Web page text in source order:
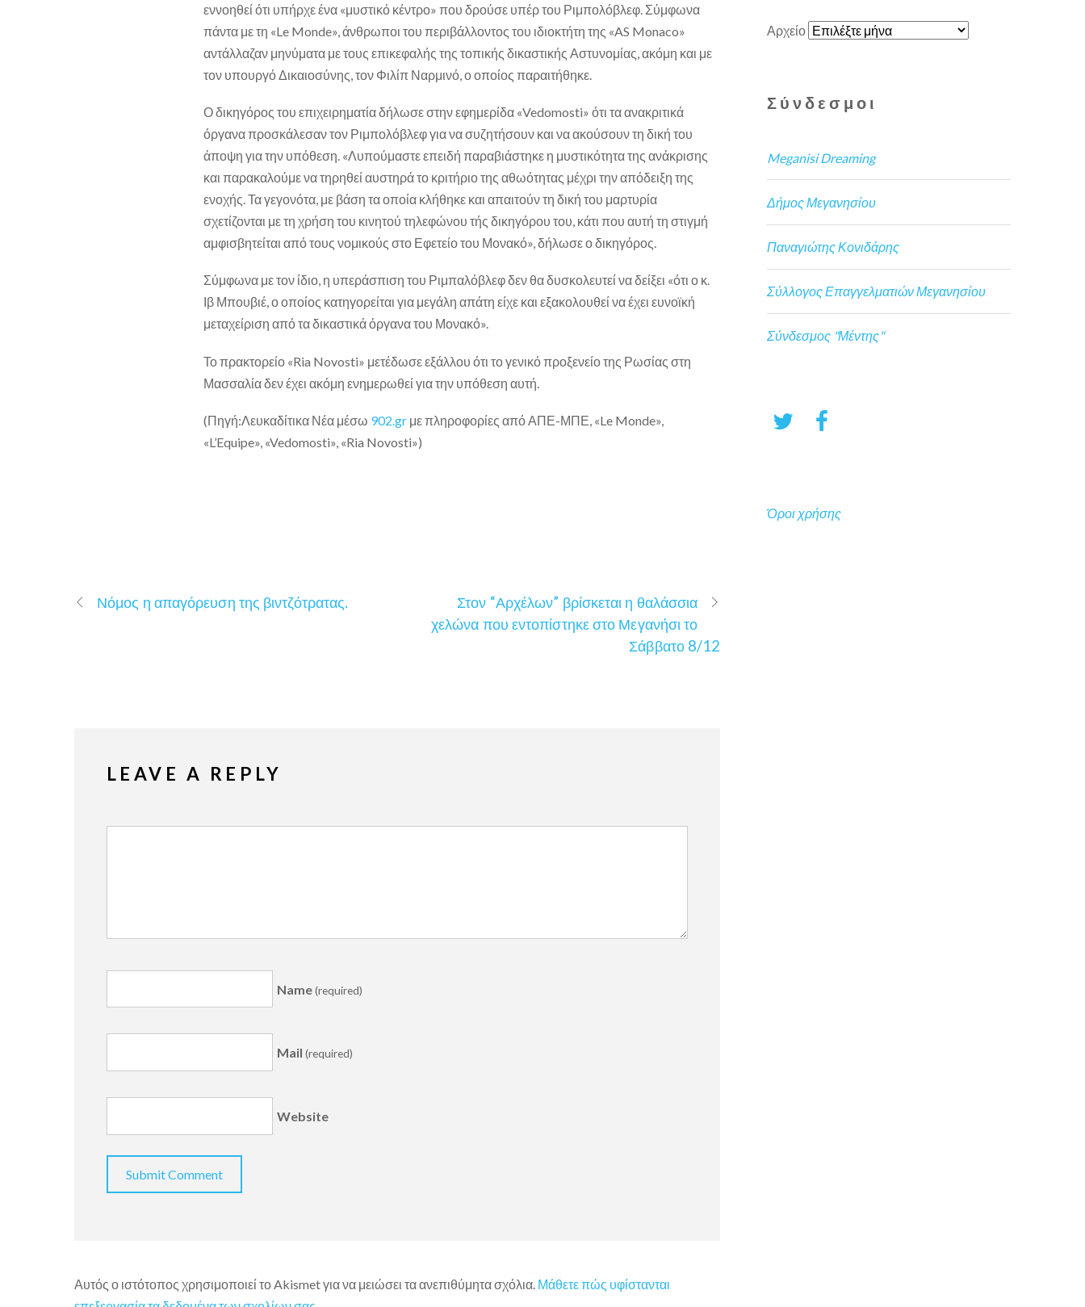
εννοηθεί ότι υπήρχε ένα «μυστικό κέντρο» που δρούσε υπέρ του Ριμπολόβλεφ. Σύμφωνα
πάντα με τη «Le Monde», άνθρωποι του περιβάλλοντος του ιδιοκτήτη της «AS Monaco»
αντάλλαζαν μηνύματα με τους επικεφαλής της τοπικής δικαστικής Αστυνομίας, ακόμη και με
τον υπουργό Δικαιοσύνης, τον Φιλίπ Ναρμινό, ο οποίος παραιτήθηκε.
Ο δικηγόρος του επιχειρηματία δήλωσε στην εφημερίδα «Vedomosti» ότι τα ανακριτικά
όργανα προσκάλεσαν τον Ριμπολόβλεφ για να συζητήσουν και να ακούσουν τη δική του
άποψη για την υπόθεση. «Λυπούμαστε επειδή παραβιάστηκε η μυστικότητα της ανάκρισης
και παρακαλούμε να τηρηθεί αυστηρά το κριτήριο της αθωότητας μέχρι την απόδειξη της
ενοχής. Τα γεγονότα, με βάση τα οποία κλήθηκε και απαιτούν τη δική του μαρτυρία
σχετίζονται με τη χρήση του κινητού τηλεφώνου τής δικηγόρου του, κάτι που αυτή τη στιγμή
αμφισβητείται από τους νομικούς στο Εφετείο του Μονακό», δήλωσε ο δικηγόρος.
Σύμφωνα με τον ίδιο, η υπεράσπιση του Ριμπαλόβλεφ δεν θα δυσκολευτεί να δείξει «ότι ο κ.
Ιβ Μπουβιέ, ο οποίος κατηγορείται για μεγάλη απάτη είχε και εξακολουθεί να έχει ευνοϊκή
μεταχείριση από τα δικαστικά όργανα του Μονακό».
Το πρακτορείο «Ria Novosti» μετέδωσε εξάλλου ότι το γενικό προξενείο της Ρωσίας στη
Μασσαλία δεν έχει ακόμη ενημερωθεί για την υπόθεση αυτή.
(Πηγή:Λευκαδίτικα Νέα μέσω 902.gr με πληροφορίες από ΑΠΕ-ΜΠΕ, «Le Monde»,
«L’Equipe», «Vedomosti», «Ria Novosti»)
Νόμος η απαγόρευση της βιντζότρατας.
Στον “Αρχέλων” βρίσκεται η θαλάσσια
χελώνα που εντοπίστηκε στο Μεγανήσι το
Σάββατο 8/12
LEAVE A REPLY
Name(required)
Mail(required)
Website
Αυτός ο ιστότοπος χρησιμοποιεί το Akismet για να μειώσει τα ανεπιθύμητα σχόλια. Μάθετε πώς υφίστανται
Αρχείο
Σύνδεσμοι
Meganisi Dreaming
Δήμος Μεγανησίου
Παναγιώτης Κονιδάρης
Σύλλογος Επαγγελματιών Μεγανησίου
Σύνδεσμος "Μέντης"
Όροι χρήσης